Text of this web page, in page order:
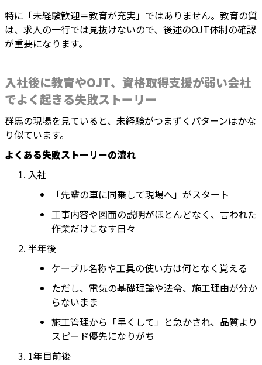
特に「未経験歓迎＝教育が充実」ではありません。教育の質
は、求人の一行では見抜けないので、後述のOJT体制の確認
が重要になります。
入社後に教育やOJT、資格取得支援が弱い会社
でよく起きる失敗ストーリー
群馬の現場を見ていると、未経験がつまずくパターンはかな
り似ています。
よくある失敗ストーリーの流れ
入社
「先輩の車に同乗して現場へ」がスタート
工事内容や図面の説明がほとんどなく、言われた
作業だけこなす日々
半年後
ケーブル名称や工具の使い方は何となく覚える
ただし、電気の基礎理論や法令、施工理由が分か
らないまま
施工管理から「早くして」と急かされ、品質より
スピード優先になりがち
1年目前後